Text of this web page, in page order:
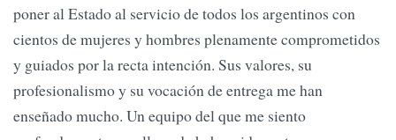
poner al Estado al servicio de todos los argentinos con
cientos de mujeres y hombres plenamente comprometidos
y guiados por la recta intención. Sus valores, su
profesionalismo y su vocación de entrega me han
enseñado mucho. Un equipo del que me siento